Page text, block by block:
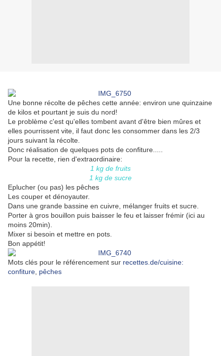
Une bonne récolte de pêches cette année: environ une quinzaine
de kilos et pourtant je suis du nord!
Le problème c'est qu'elles tombent avant d'être bien mûres et
elles pourrissent vite, il faut donc les consommer dans les 2/3
jours suivant la récolte.
Donc réalisation de quelques pots de confiture.....
Pour la recette, rien d'extraordinaire:
1 kg de fruits
1 kg de sucre
Eplucher (ou pas) les pêches
Les couper et dénoyauter.
Dans une grande bassine en cuivre, mélanger fruits et sucre.
Porter à gros bouillon puis baisser le feu et laisser frémir (ici au
moins 20min).
Mixer si besoin et mettre en pots.
Bon appétit!
Mots clés pour le référencement sur recettes.de/cuisine:
confiture pêches